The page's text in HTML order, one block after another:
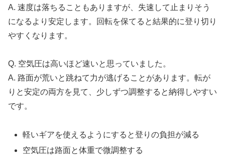
A. 速度は落ちることもありますが、失速して止まりそう
になるより安定します。回転を保てると結果的に登り切り
やすくなります。
Q. 空気圧は高いほど速いと思っていました。
A. 路面が荒いと跳ねて力が逃げることがあります。転が
りと安定の両方を見て、少しずつ調整すると納得しやすい
です。
軽いギアを使えるようにすると登りの負担が減る
空気圧は路面と体重で微調整する